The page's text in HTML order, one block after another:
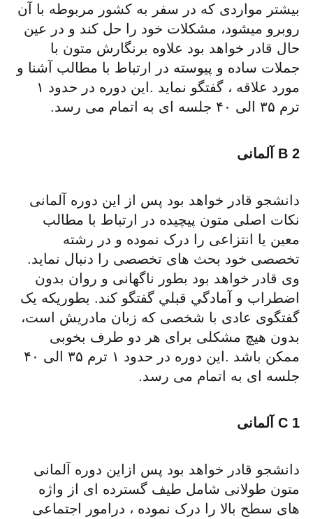
بیشتر مواردی که در سفر به کشور مربوطه با آن
روبرو میشود، مشکلات خود را حل کند و در عین
حال قادر خواهد بود علاوه برنگارش متون با
جملات ساده و پیوسته در ارتباط با مطالب آشنا و
مورد علاقه ، گفتگو نماید .این دوره در حدود ۱
ترم ۳۵ الی ۴۰ جلسه ای به اتمام می رسد.
B 2 آلمانی
دانشجو قادر خواهد بود پس از این دوره آلمانی
نکات اصلی متون پیچیده در ارتباط با مطالب
معین یا انتزاعی را درک نموده و در رشته
تخصصی خود بحث های تخصصی را دنبال نماید.
وی قادر خواهد بود بطور ناگهانی و روان بدون
اضطراب و آمادگي قبلي گفتگو کند. بطوریکه یک
گفتگوی عادی با شخصی که زبان مادریش است،
بدون هیچ مشکلی برای هر دو طرف بخوبی
ممکن باشد .این دوره در حدود ۱ ترم ۳۵ الی ۴۰
جلسه ای به اتمام می رسد.
C 1 آلمانی
دانشجو قادر خواهد بود پس ازاین دوره آلمانی
متون طولانی شامل طیف گسترده ای از واژه
های سطح بالا را درک نموده ، درامور اجتماعی